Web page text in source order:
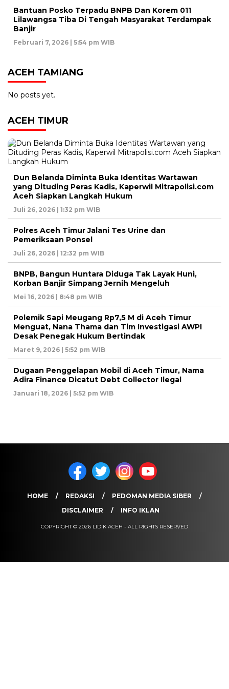
Bantuan Posko Terpadu BNPB Dan Korem 011
Lilawangsa Tiba Di Tengah Masyarakat Terdampak
Banjir
Februari 7, 2026 | 5:54 pm WIB
ACEH TAMIANG
No posts yet.
ACEH TIMUR
Dun Belanda Diminta Buka Identitas Wartawan
yang Dituding Peras Kadis, Kaperwil Mitrapolisi.com
Aceh Siapkan Langkah Hukum
Juli 26, 2026 | 1:32 pm WIB
Polres Aceh Timur Jalani Tes Urine dan
Pemeriksaan Ponsel
Juli 26, 2026 | 12:32 pm WIB
BNPB, Bangun Huntara Diduga Tak Layak Huni,
Korban Banjir Simpang Jernih Mengeluh
Mei 16, 2026 | 8:48 pm WIB
Polemik Sapi Meugang Rp7,5 M di Aceh Timur
Menguat, Nana Thama dan Tim Investigasi AWPI
Desak Penegak Hukum Bertindak
Maret 9, 2026 | 5:52 pm WIB
Dugaan Penggelapan Mobil di Aceh Timur, Nama
Adira Finance Dicatut Debt Collector Ilegal
Januari 18, 2026 | 5:52 pm WIB
HOME REDAKSI
PEDOMAN MEDIA SIBER
DISCLAIMER
INFO IKLAN
COPYRIGHT © 2026 LIDIK ACEH - ALL RIGHTS RESERVED